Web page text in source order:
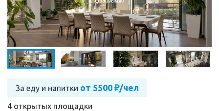
За еду и напитки от 5500 ₽/чел
4 открытых площадки